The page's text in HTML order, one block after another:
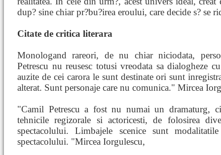
dup? sine chiar pr?bu?irea eroului, care decide s? se
Citate de critica literara
Monologand rareori, de nu chiar niciodata,
Petrescu nu reusesc totusi vreodata sa dialogheze
auzite de cei carora le sunt destinate ori sunt
alterat. Sunt personaje care nu comunica." Mircea
"Camil Petrescu a fost nu numai un dramaturg,
tehnicile regizorale si actoricesti, de folosirea
spectacolului. Limbajele scenice sunt
spectacolului. "Mircea Iorgulescu,